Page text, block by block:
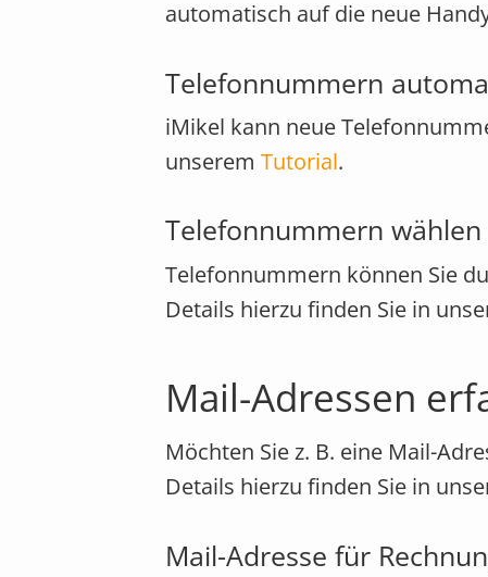
automatisch auf die neue
Telefonnummern
iMikel kann neue
unserem Tutorial.
Telefonnummern wählen
Telefonnummern können Sie
Details hierzu finden Sie in
Mail-Adressen
Möchten Sie z. B. eine Mail-
Details hierzu finden Sie in
Mail-Adresse für